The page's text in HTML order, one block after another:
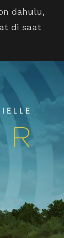
dahulu,
di saat